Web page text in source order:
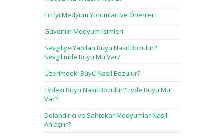
En İyi Medyum Yorumları ve Önerileri
Güvenilir Medyum İsimleri
Sevgiliye Yapılan Büyü Nasıl Bozulur?
Sevgilimde Büyü Mü Var?
Üzerimdeki Büyü Nasıl Bozulur?
Evdeki Büyü Nasıl Bozulur? Evde Büyü Mü
Var?
Dolandırıcı ve Sahtekar Medyumlar Nasıl
Anlaşılır?